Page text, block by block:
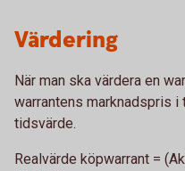
Värdering
När man ska värdera en
warrantens marknadspris i
tidsvärde.
Realvärde köpwarrant =